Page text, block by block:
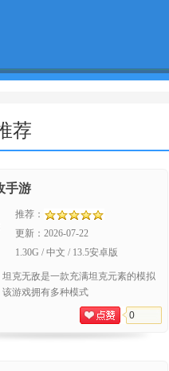
荐
手游
推荐：
更新： 2026-07-22
1.30G / 中文 / 13.5安卓版
坦克无敌是一款充满坦克元素的模拟
游戏拥有多种模式
0